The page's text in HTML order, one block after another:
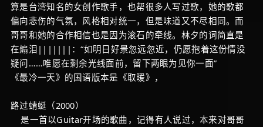
算是台湾知名的女创作歌手，也帮很多人写过歌，她的歌都
偏向悲伤的气氛，风格相对统一，但是味道又不尽相同。而
哥哥和她的合作相信也是因为滚石的牵线。林夕的词简直是
在煽泪|||||||：“如明日好景忽远忽近，仍愿抱着这份情没
疑问……唯愿在剩余光线面前，留下两眼为见你一面”
《最冷一天》的国语版本是《取暖》，
路过蜻蜓（2000）
是一首以Guitar开场的歌曲，记得有人说过，本来对哥哥